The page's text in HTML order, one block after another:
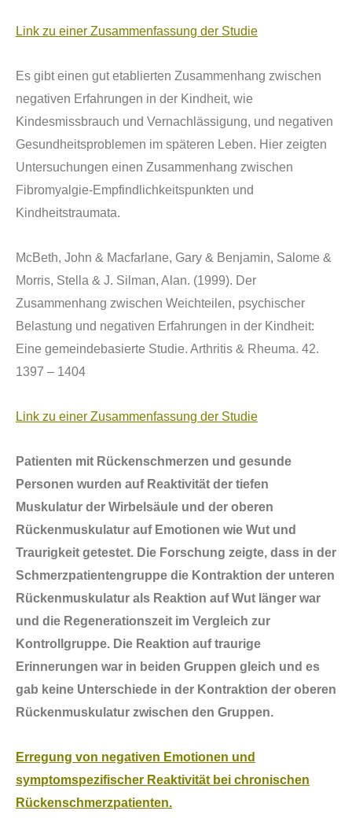
Link zu einer Zusammenfassung der Studie
Es gibt einen gut etablierten Zusammenhang zwischen
negativen Erfahrungen in der Kindheit, wie
Kindesmissbrauch und Vernachl ässigung, und negativen
Gesundheitsproblemen im späteren Leben. Hier zeigten
Untersuchungen einen Zusammenhang zwischen
Fibromyalgie-Empfindlichkeitspunkten und
Kindheitstraumata.
McBeth, John & Macfarlane, Gary & Benjamin, Salome &
Morris, Stella & J. Silman, Alan. (1999). Der
Zusammenhang zwischen Weichteilen, psychischer
Belastung und negativen Erfahrungen in der Kindheit:
Eine gemeindebasierte Studie. Arthritis & Rheuma. 42.
1397 – 1404
Link zu einer Zusammenfassung der Studie
Patienten mit Rückenschmerzen und gesunde
Personen wurden auf Reaktivität der tiefen
Muskulatur der Wirbelsäule und der oberen
Rückenmuskulatur auf Emotionen wie Wut und
Traurigkeit getestet. Die Forschung zeigte, dass in der
Schmerzpatientengruppe die Kontraktion der unteren
Rückenmuskulatur als Reaktion auf Wut l änger war
und die Regenerationszeit im Vergleich zur
Kontrollgruppe. Die Reaktion auf traurige
Erinnerungen war in beiden Gruppen gleich und es
gab keine Unterschiede in der Kontraktion der oberen
Rückenmuskulatur zwischen den Gruppen.
Erregung von negativen Emotionen und
symptomspezifischer Reaktivität bei chronischen
Rückenschmerzpatienten.